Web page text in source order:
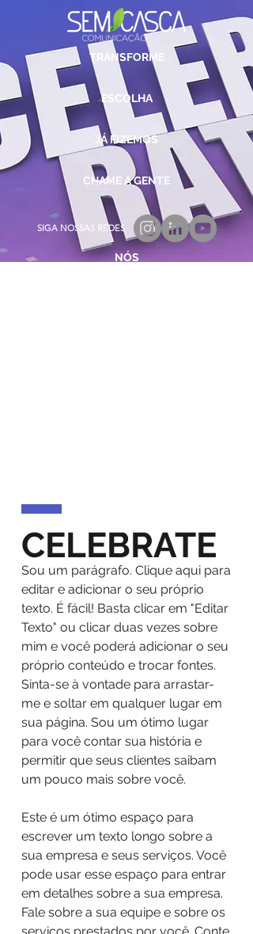
TRANSFORME
ESCOLHA
JÁ FIZEMOS
CHAME A GENTE
SIGA NOSSAS REDES
NÓS
CELEBRATE
Sou um parágrafo. Clique aqui para
editar e adicionar o seu próprio
texto. É fácil! Basta clicar em "Editar
Texto" ou clicar duas vezes sobre
mim e você poderá adicionar o seu
próprio conteúdo e trocar fontes.
Sinta-se à vontade para arrastar-
me e soltar em qualquer lugar em
sua página. Sou um ótimo lugar
para você contar sua história e
permitir que seus clientes saibam
um pouco mais sobre você.
Este é um ótimo espaço para
escrever um texto longo sobre a
sua empresa e seus serviços. Você
pode usar esse espaço para entrar
em detalhes sobre a sua empresa.
Fale sobre a sua equipe e sobre os